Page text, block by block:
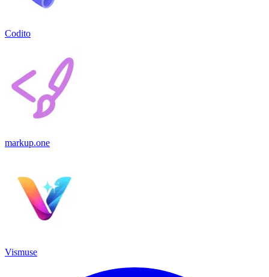
Codito
markup.one
Vismuse